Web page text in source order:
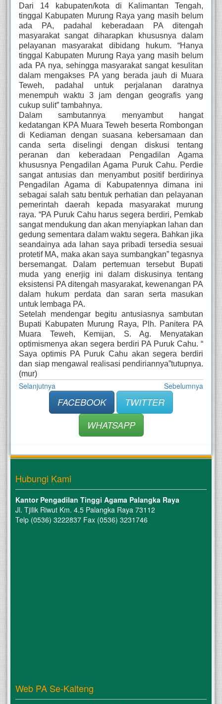
Dari 14 kabupaten/kota di Kalimantan Tengah,
tinggal Kabupaten Murung Raya yang masih belum
ada PA, padahal keberadaan PA ditengah
masyarakat sangat diharapkan khususnya dalam
pelayanan masyarakat dibidang hukum. “Hanya
tinggal Kabupaten Murung Raya yang masih belum
ada PA nya, sehingga masyarakat sangat kesulitan
dalam mengakses PA yang berada jauh di Muara
Teweh, padahal untuk perjalanan daratnya
menempuh waktu 3 jam dengan geografis yang
cukup sulit” tambahnya.
Dalam sambutannya menyambut hangat
kedatangan KPA Muara Teweh beserta Rombongan
di Kediaman dengan suasana kebersamaan dan
canda serta diselingi dengan diskusi tentang
peranan dan keberadaan Pengadilan Agama
khususnya Pengadilan Agama Puruk Cahu. Perdie
sangat antusias dan menyambut positif berdirinya
Pengadilan Agama di Kabupatennya dimana ini
sebagai salah satu bentuk perhatian dan pelayanan
pemerintah daerah kepada masyarakat murung
raya. “PA Puruk Cahu harus segera berdiri, Pemkab
sangat mendukung dan akan menyiapkan lahan dan
gedung sementara dalam waktu segera. Bahkan jika
seandainya ada lahan saya pribadi tersedia sesuai
protetif MA, maka akan saya sumbangkan” tegasnya
bersemangat. Dalam pertemuan tersebut Bupati
muda yang enerjig ini dalam diskusinya tentang
eksistensi PA ditengah masyarakat, kewenangan PA
dalam hukum perdata dan saran serta masukan
untuk lembaga PA.
Setelah mendengar begitu antusiasnya sambutan
Bupati Kabupaten Murung Raya, Plh. Panitera PA
Muara Teweh, Kemijan, S. Ag. Menyatakan
optimismenya akan segera berdiri PA Puruk Cahu. “
Saya optimis PA Puruk Cahu akan segera berdiri
dan siap mengawal realisasi pendiriannya”tutupnya.
(mur)
Selanjutnya Sebelumnya
FACEBOOK
TWITTER
WHATSAPP
Hubungi Kami
Kantor Pengadilan Tinggi Agama Palangka Raya
Jl. Tjilik Riwut Km. 4.5 Palangka Raya 73112
Telp (0536) 3222837 Fax (0536) 3231746
Web PA Se-Kalteng